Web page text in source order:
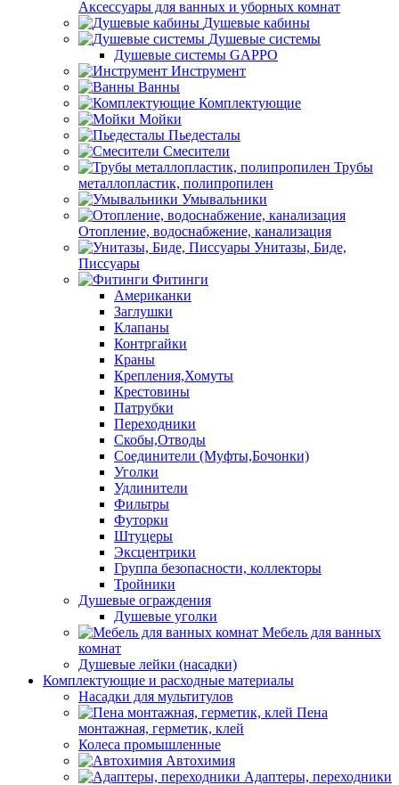
Аксессуары для ванных и уборных комнат
Душевые кабины
Душевые системы
Душевые системы GAPPO
Инструмент
Ванны
Комплектующие
Мойки
Пьедесталы
Смесители
Трубы
металлопластик, полипропилен
Умывальники
Отопление, водоснабжение, канализация
Унитазы, Биде,
Писсуары
Фитинги
Американки
Заглушки
Клапаны
Контргайки
Краны
Крепления,Хомуты
Крестовины
Патрубки
Переходники
Скобы,Отводы
Соединители (Муфты,Бочонки)
Уголки
Удлинители
Фильтры
Футорки
Штуцеры
Эксцентрики
Группа безопасности, коллекторы
Тройники
Душевые ограждения
Душевые уголки
Мебель для ванных
комнат
Душевые лейки (насадки)
Комплектующие и расходные материалы
Насадки для мультитулов
Пена
монтажная, герметик, клей
Колеса промышленные
Автохимия
Адаптеры, переходники